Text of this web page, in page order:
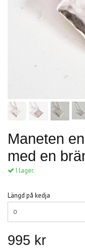
Maneten
med en
I lager.
Längd på kedja
0
995 kr